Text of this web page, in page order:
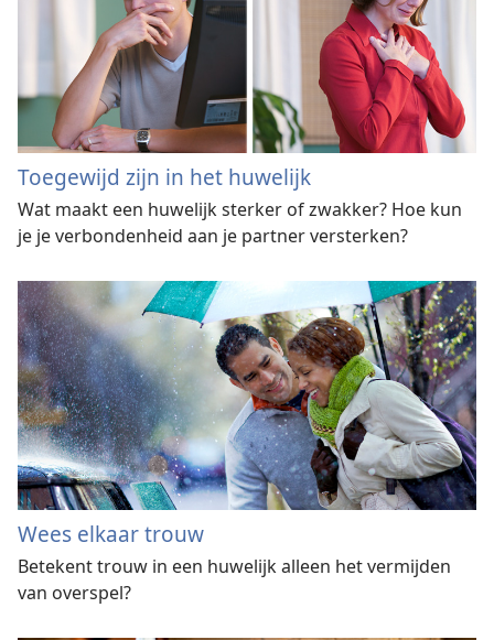
Toegewijd zijn in het huwelijk
Wat maakt een huwelijk sterker of zwakker? Hoe kun
je je verbondenheid aan je partner versterken?
Wees elkaar trouw
Betekent trouw in een huwelijk alleen het vermijden
van overspel?